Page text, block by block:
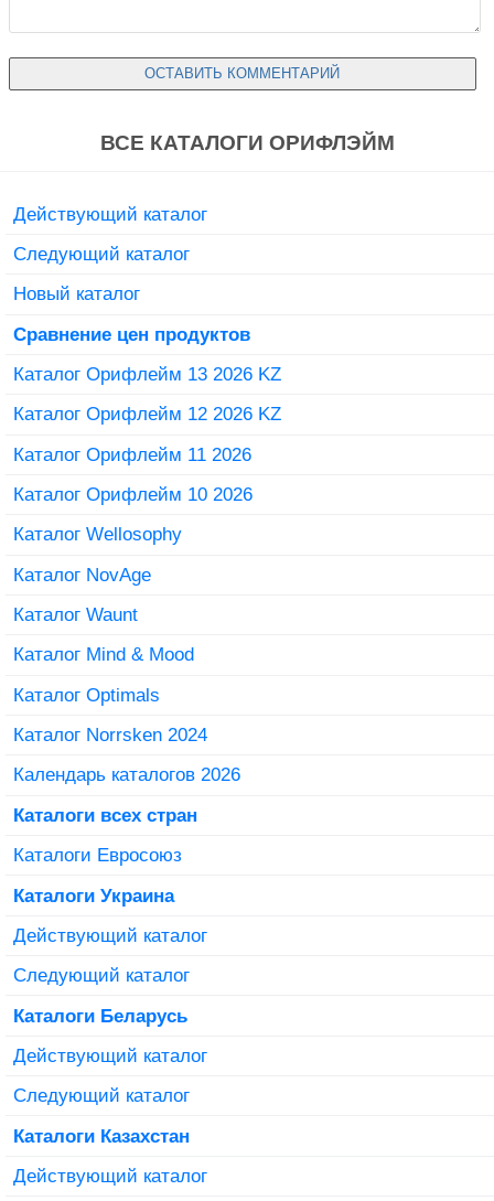
ВСЕ КАТАЛОГИ ОРИФЛЭЙМ
Действующий каталог
Следующий каталог
Новый каталог
Сравнение цен продуктов
Каталог Орифлейм 13 2026 KZ
Каталог Орифлейм 12 2026 KZ
Каталог Орифлейм 11 2026
Каталог Орифлейм 10 2026
Каталог Wellosophy
Каталог NovAge
Каталог Waunt
Каталог Mind & Mood
Каталог Optimals
Каталог Norrsken 2024
Календарь каталогов 2026
Каталоги всех стран
Каталоги Евросоюз
Каталоги Украина
Действующий каталог
Следующий каталог
Каталоги Беларусь
Действующий каталог
Следующий каталог
Каталоги Казахстан
Действующий каталог